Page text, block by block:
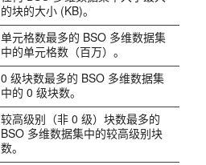
的块的大小 (KB)。
单元格数最多的 BSO 多维数据集
中的单元格数（百万）。
0 级块数最多的 BSO 多维数据集
中的 0 级块数。
较高级别（非 0 级）块数最多的
BSO 多维数据集中的较高级别块
数。